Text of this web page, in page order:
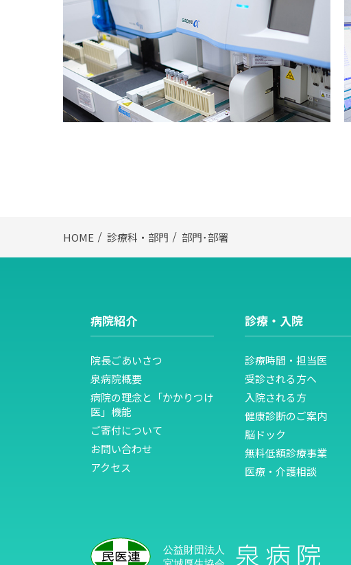
HOME 診療科・部門 部門･部署
病院紹介
院長ごあいさつ
泉病院概要
病院の理念と「かかりつけ
医」機能
ご寄付について
お問い合わせ
アクセス
診療・入院
診療時間・担当医
受診される方へ
入院される方
健康診断のご案内
脳ドック
無料低額診療事業
医療・介護相談